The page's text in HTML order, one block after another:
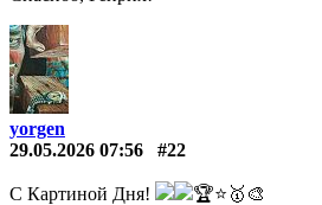
yorgen
29.05.2026 07:56
#22
С Картиной Дня! 🏆⭐🥇🎨